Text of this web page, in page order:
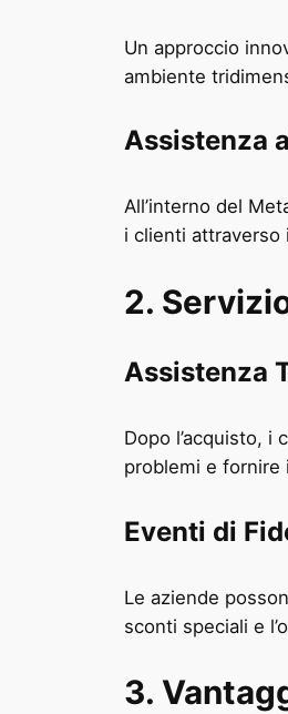
Un approccio
ambiente
Assistenza
All’interno del
i clienti attraverso
2.
Assistenza
Dopo l’acquisto,
problemi e fornire
Eventi di
Le aziende
sconti speciali e
3.